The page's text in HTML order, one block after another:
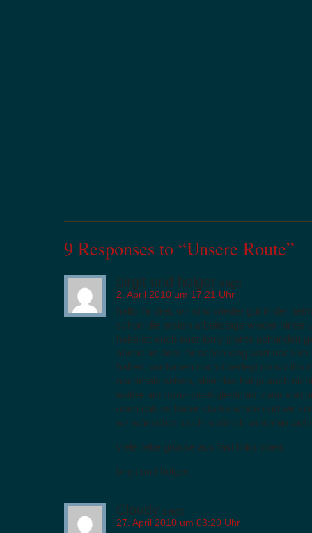
9 Responses to “Unsere Route”
birgit und holger sagt:
2. April 2010 um 17:21 Uhr
hallo ihr drei, wir sind wieder gut in der
schon die ersten arbeitstage wieder hinter
habe ist euch euer lonly plante abhanden
abend an dem ihr schon weg wart noch
haben, wir haben noch überlegt ob wir ihn
nochmals sehen, aber das hat ja auch
wetter am franz-josef-glestcher zwar von
oben gab es leider starke winde und wir
wir wünschen euch natürlich weiterhin viel
viele liebe grüsse aus fast links oben
birgit und holger
Cloudy sagt:
27. April 2010 um 03:20 Uhr